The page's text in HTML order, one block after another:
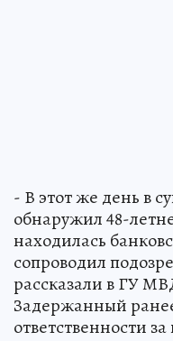
- В этот же день в
обнаружил 48-
находилась
сопроводил
рассказали в ГУ
Задержанный
ответственности